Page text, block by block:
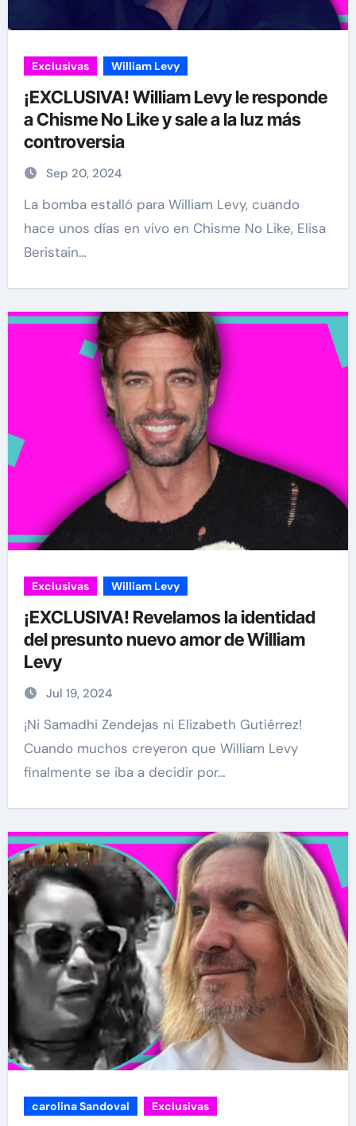
Exclusivas William Levy
¡EXCLUSIVA! William Levy le responde
a Chisme No Like y sale a la luz más
controversia
Sep 20, 2024
La bomba estalló para William Levy, cuando
hace unos días en vivo en Chisme No Like, Elisa
Beristain…
Exclusivas William Levy
¡EXCLUSIVA! Revelamos la identidad
del presunto nuevo amor de William
Levy
Jul 19, 2024
¡Ni Samadhi Zendejas ni Elizabeth Gutiérrez!
Cuando muchos creyeron que William Levy
finalmente se iba a decidir por…
carolina Sandoval Exclusivas